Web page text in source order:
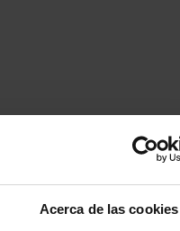
Acerca de las cookies